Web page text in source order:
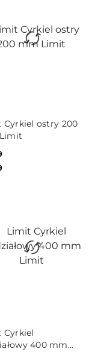
Cyrkiel ostry 200
DO KOSZYKA
Cyrkiel
400 mm
DO KOSZYKA